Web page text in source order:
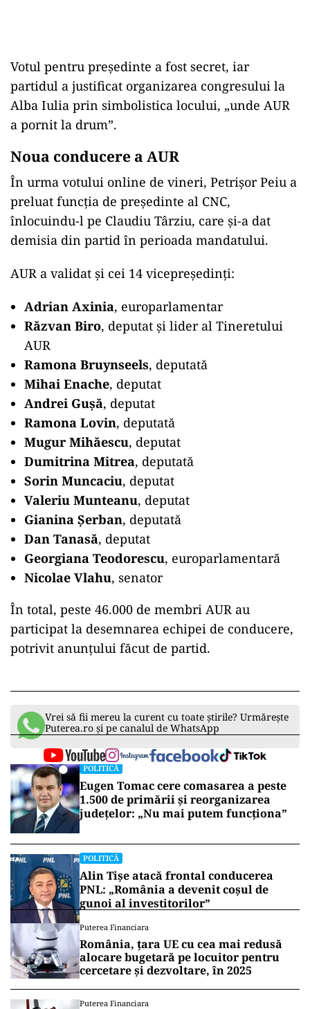
Votul pentru președinte a fost secret, iar
partidul a justificat organizarea congresului la
Alba Iulia prin simbolistica locului, „unde AUR
a pornit la drum”.
Noua conducere a AUR
În urma votului online de vineri, Petrișor Peiu a
preluat funcția de președinte al CNC,
înlocuindu-l pe Claudiu Târziu, care și-a dat
demisia din partid în perioada mandatului.
AUR a validat și cei 14 vicepreședinți:
Adrian Axinia, europarlamentar
Răzvan Biro, deputat și lider al Tineretului
AUR
Ramona Bruynseels, deputată
Mihai Enache, deputat
Andrei Gușă, deputat
Ramona Lovin, deputată
Mugur Mihăescu, deputat
Dumitrina Mitrea, deputată
Sorin Muncaciu, deputat
Valeriu Munteanu, deputat
Gianina Șerban, deputată
Dan Tanasă, deputat
Georgiana Teodorescu, europarlamentară
Nicolae Vlahu, senator
În total, peste 46.000 de membri AUR au
participat la desemnarea echipei de conducere,
potrivit anunțului făcut de partid.
Vrei să fii mereu la curent cu toate știrile? Urmărește
Puterea.ro și pe canalul de WhatsApp
POLITICĂ
Eugen Tomac cere comasarea a peste
1.500 de primării și reorganizarea
județelor: „Nu mai putem funcționa”
POLITICĂ
Alin Tișe atacă frontal conducerea
PNL: „România a devenit coșul de
gunoi al investitorilor”
Puterea Financiara
România, țara UE cu cea mai redusă
alocare bugetară pe locuitor pentru
cercetare și dezvoltare, în 2025
Puterea Financiara